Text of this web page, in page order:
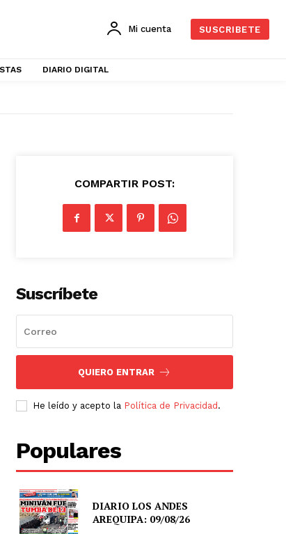
Mi cuenta SUSCRIBETE
DIARIO DIGITAL
COMPARTIR POST:
Suscríbete
QUIERO ENTRAR
He leído y acepto la Política de Privacidad .
Populares
DIARIO LOS ANDES
AREQUIPA: 09/08/26